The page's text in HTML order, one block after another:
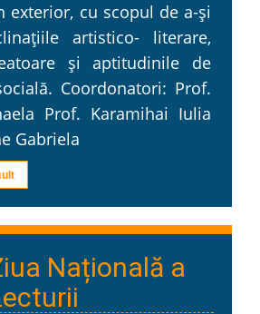
exterior, cu scopul de a-și
artistico- literare,
și aptitudinile de
Coordonatori: Prof.
Prof. Karamihai Iulia
Gabriela
Națională a